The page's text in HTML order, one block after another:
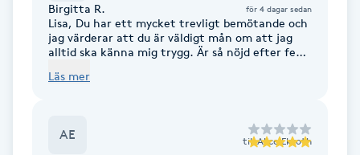
Fransförlängning
Fransförlängning Megavolym
Birgitta R. för 4 dagar sedan
Lisa, Du har ett mycket trevligt bemötande och
jag värderar att du är väldigt mån om att jag
alltid ska känna mig trygg. Är så nöjd efter fem
garanterat i ytterligare fem år. Fortsatt lycka
naturliga villkor - som ju är Din specialitet!
Läs mer
AE till Alice Ekroth